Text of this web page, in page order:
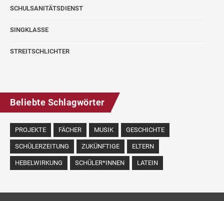
SCHULSANITÄTSDIENST
SINGKLASSE
STREITSCHLICHTER
Beliebte Schlagwörter
PROJEKTE FÄCHER MUSIK GESCHICHTE
SCHÜLERZEITUNG ZUKÜNFTIGE ELTERN
HEBELWIRKUNG SCHÜLER*INNEN LATEIN